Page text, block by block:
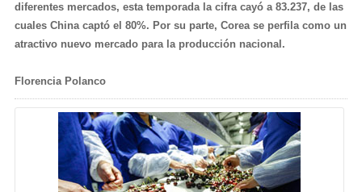
diferentes mercados, esta temporada la cifra cayó a 83.237, de las
cuales China captó el 80%. Por su parte, Corea se perfila como un
atractivo nuevo mercado para la producción nacional.
Florencia Polanco